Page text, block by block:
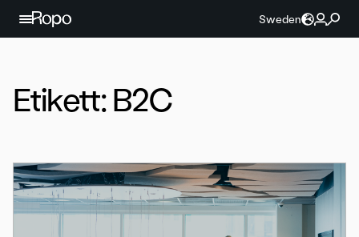
Hoppa till innehållet
Sweden
Etikett:B2C